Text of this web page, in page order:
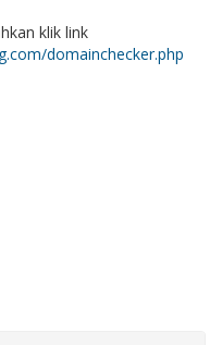
klik link
domainchecker.php